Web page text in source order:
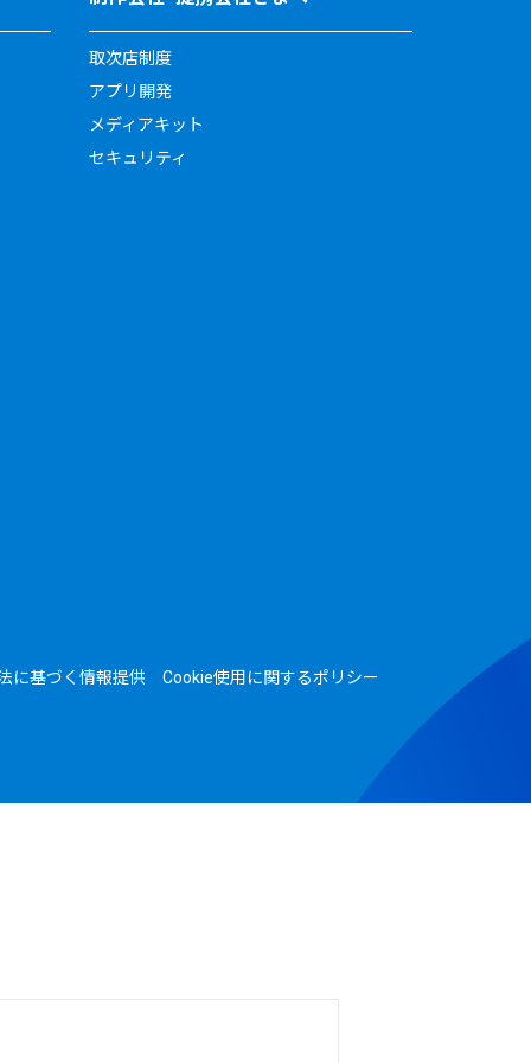
取次店制度
アプリ開発
メディアキット
セキュリティ
に基づく情報提供
Cookie使用に関するポリシー